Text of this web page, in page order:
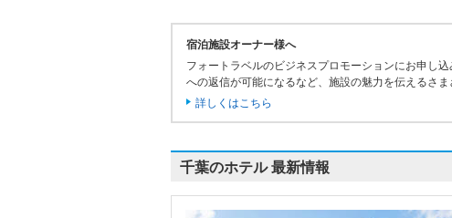
宿泊施設オーナー様へ
フォートラベルのビジネスプロモーションにお申し
への返信が可能になるなど、施設の魅力を伝えるさま
詳しくはこちら
千葉のホテル 最新情報